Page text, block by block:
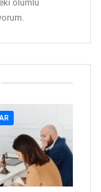
olumlu